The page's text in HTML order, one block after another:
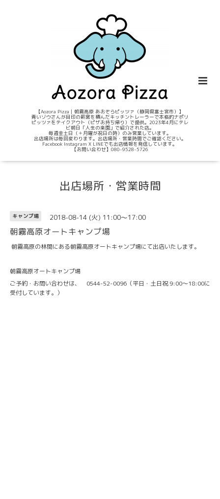
【Aozora Pizza｜朝霧高原 あおぞらピッツァ（静岡県富士宮市）】
青いゾウさんが目印の薪窯を積んだキッチントレーラーで本格的ナポリ
ピッツァをテイクアウト（ピザお持ち帰り）で提供。2023年4月にテレ
ビ朝日「人生の楽園」で紹介された店。
毎週金土日（＋月曜が祝日の時）のみ営業しています。
出店場所は毎回変わります。出店場所・営業時間でご確認ください。
Facebook Instagram X LINEでも出店情報を発信しています。
【お問い合わせ】080-9528-5726
出店場所・営業時間
キャンプ場 2018-08-14 (火) 11:00～17:00
朝霧高原オートキャンプ場
朝霧高原の林間にある朝霧高原オートキャンプ場にて出店いたします。
朝霧高原オートキャンプ場
ご予約・お問い合わせは、 0544-52-0096（平日・土日祝 9:00〜18:00に
受付しています。）